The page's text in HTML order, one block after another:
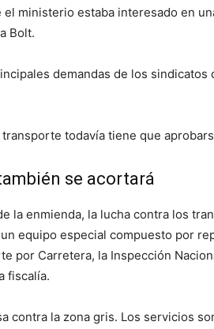
el ministerio estaba interesado en
Bolt.
demandas de los
transporte todavía tiene que
se acortará
la enmienda, la lucha contra los
equipo especial compuesto por
por Carretera, la Inspección
fiscalía.
contra la zona gris. Los servicios